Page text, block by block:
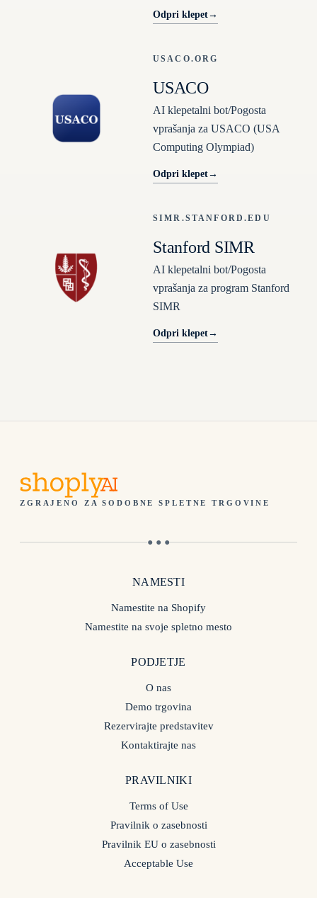
Odpri klepet→
USACO.ORG
USACO
AI klepetalni bot/Pogosta
vprašanja za USACO (USA
Computing Olympiad)
Odpri klepet→
SIMR.STANFORD.EDU
Stanford SIMR
AI klepetalni bot/Pogosta
vprašanja za program Stanford
SIMR
Odpri klepet→
ZGRAJENO ZA SODOBNE SPLETNE TRGOVINE
● ● ●
NAMESTI
Namestite na Shopify
Namestite na svoje spletno mesto
PODJETJE
O nas
Demo trgovina
Rezervirajte predstavitev
Kontaktirajte nas
PRAVILNIKI
Terms of Use
Pravilnik o zasebnosti
Pravilnik EU o zasebnosti
Acceptable Use